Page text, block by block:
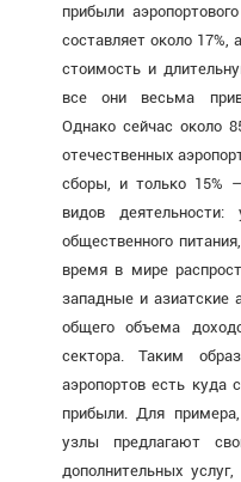
прибыли
составляет около
стоимость и
все они весьма
Однако сейчас около
отечественных
сборы, и только 15%
видов деятельности:
общественного
время в мире
западные и азиатские
общего объема
сектора. Таким
аэропортов есть куда
прибыли. Для
узлы предлагают
дополнительных